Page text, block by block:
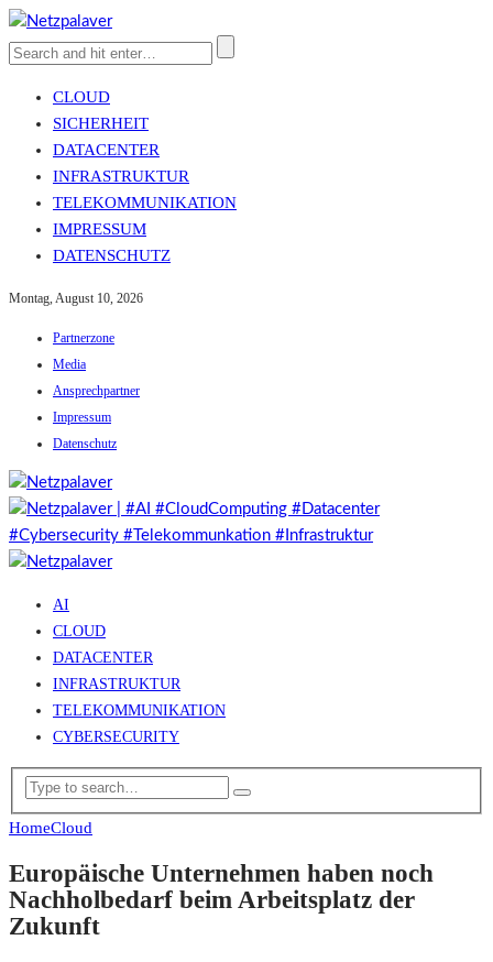
CLOUD
SICHERHEIT
DATACENTER
INFRASTRUKTUR
TELEKOMMUNIKATION
IMPRESSUM
DATENSCHUTZ
Montag, August 10, 2026
Partnerzone
Media
Ansprechpartner
Impressum
Datenschutz
AI
CLOUD
DATACENTER
INFRASTRUKTUR
TELEKOMMUNIKATION
CYBERSECURITY
HomeCloud
Europäische Unternehmen haben noch
Nachholbedarf beim Arbeitsplatz der
Zukunft